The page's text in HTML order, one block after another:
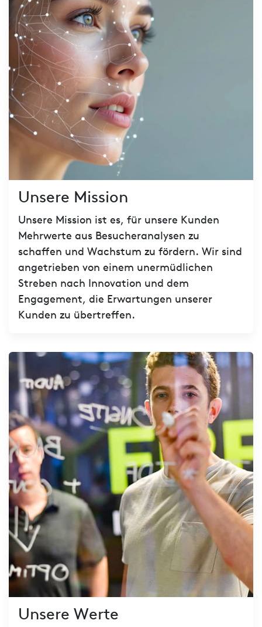
Unsere Mission
Unsere Mission ist es, für unsere Kunden
Mehrwerte aus Besucheranalysen zu
schaffen und Wachstum zu fördern. Wir sind
angetrieben von einem unermüdlichen
Streben nach Innovation und dem
Engagement, die Erwartungen unserer
Kunden zu übertreffen.
Unsere Werte